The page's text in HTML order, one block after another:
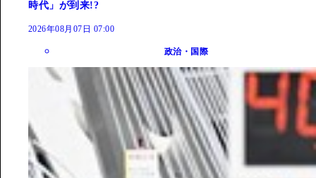
時代」が到来!?
2026年08月07日 07:00
政治・国際